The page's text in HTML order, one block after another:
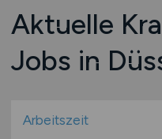
Aktuelle
Jobs in
Arbeitszeit